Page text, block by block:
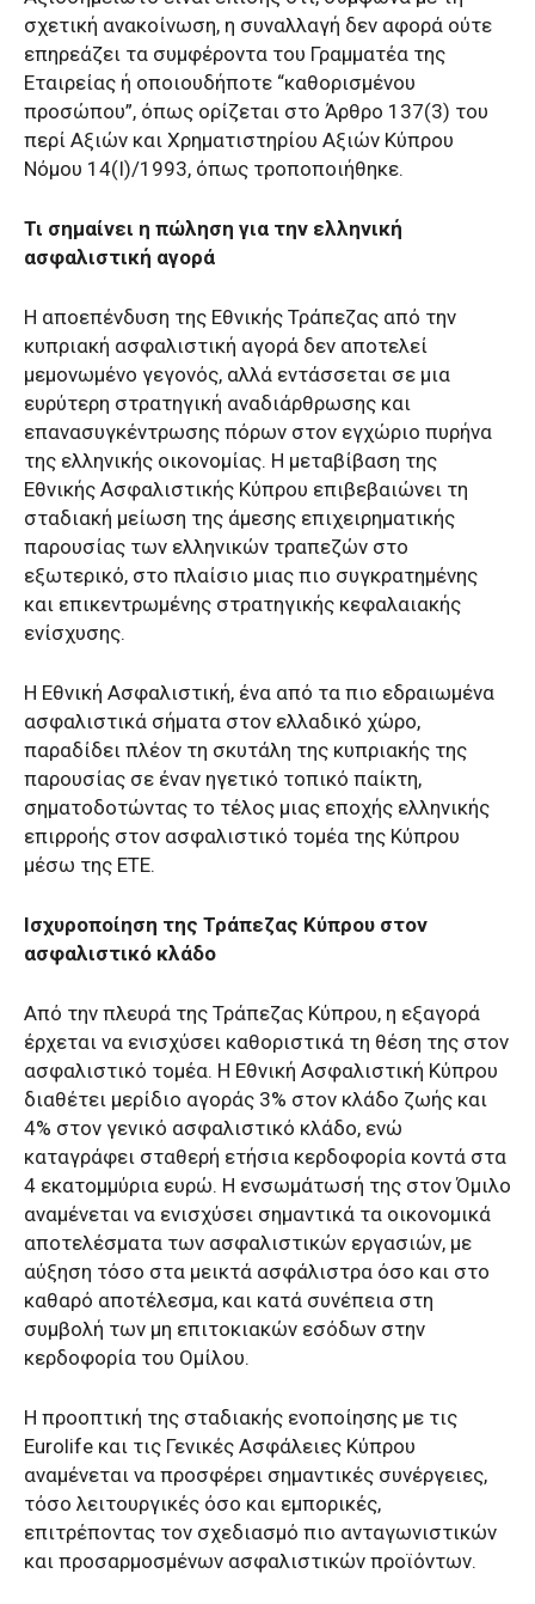
σχετική ανακοίνωση, η συναλλαγή δεν αφορά ούτε
επηρεάζει τα συμφέροντα του Γραμματέα της
Εταιρείας ή οποιουδήποτε “καθορισμένου
προσώπου”, όπως ορίζεται στο Άρθρο 137(3) του
περί Αξιών και Χρηματιστηρίου Αξιών Κύπρου
Νόμου 14(Ι)/1993, όπως τροποποιήθηκε.
Τι σημαίνει η πώληση για την ελληνική
ασφαλιστική αγορά
Η αποεπένδυση της Εθνικής Τράπεζας από την
κυπριακή ασφαλιστική αγορά δεν αποτελεί
μεμονωμένο γεγονός, αλλά εντάσσεται σε μια
ευρύτερη στρατηγική αναδιάρθρωσης και
επανασυγκέντρωσης πόρων στον εγχώριο πυρήνα
της ελληνικής οικονομίας. Η μεταβίβαση της
Εθνικής Ασφαλιστικής Κύπρου επιβεβαιώνει τη
σταδιακή μείωση της άμεσης επιχειρηματικής
παρουσίας των ελληνικών τραπεζών στο
εξωτερικό, στο πλαίσιο μιας πιο συγκρατημένης
και επικεντρωμένης στρατηγικής κεφαλαιακής
ενίσχυσης.
Η Εθνική Ασφαλιστική, ένα από τα πιο εδραιωμένα
ασφαλιστικά σήματα στον ελλαδικό χώρο,
παραδίδει πλέον τη σκυτάλη της κυπριακής της
παρουσίας σε έναν ηγετικό τοπικό παίκτη,
σηματοδοτώντας το τέλος μιας εποχής ελληνικής
επιρροής στον ασφαλιστικό τομέα της Κύπρου
μέσω της ΕΤΕ.
Ισχυροποίηση της Τράπεζας Κύπρου στον
ασφαλιστικό κλάδο
Από την πλευρά της Τράπεζας Κύπρου, η εξαγορά
έρχεται να ενισχύσει καθοριστικά τη θέση της στον
ασφαλιστικό τομέα. Η Εθνική Ασφαλιστική Κύπρου
διαθέτει μερίδιο αγοράς 3% στον κλάδο ζωής και
4% στον γενικό ασφαλιστικό κλάδο, ενώ
καταγράφει σταθερή ετήσια κερδοφορία κοντά στα
4 εκατομμύρια ευρώ. Η ενσωμάτωσή της στον Όμιλο
αναμένεται να ενισχύσει σημαντικά τα οικονομικά
αποτελέσματα των ασφαλιστικών εργασιών, με
αύξηση τόσο στα μεικτά ασφάλιστρα όσο και στο
καθαρό αποτέλεσμα, και κατά συνέπεια στη
συμβολή των μη επιτοκιακών εσόδων στην
κερδοφορία του Ομίλου.
Η προοπτική της σταδιακής ενοποίησης με τις
Eurolife και τις Γενικές Ασφάλειες Κύπρου
αναμένεται να προσφέρει σημαντικές συνέργειες,
τόσο λειτουργικές όσο και εμπορικές,
επιτρέποντας τον σχεδιασμό πιο ανταγωνιστικών
και προσαρμοσμένων ασφαλιστικών προϊόντων.